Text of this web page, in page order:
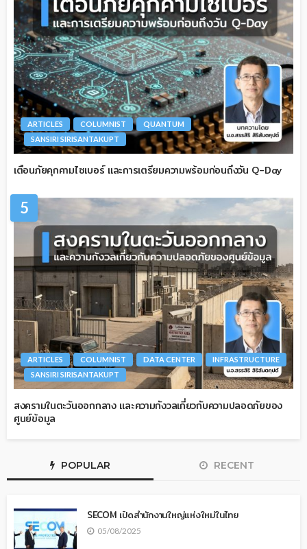
ARTICLES COLUMNIST
QUANTUM
SANSIRI SIRISANTAKUPT
เตือนภัยคุกคามไซเบอร์ และการเตรียมความพร้อมก่อนถึงวัน Q-Day
5
ARTICLES COLUMNIST DATA CENTER
INFRASTRUCTURE
SANSIRI SIRISANTAKUPT
สงครามในตะวันออกกลาง และความกังวลเกี่ยวกับความปลอดภัยของ
ศูนย์ข้อมูล
POPULAR RECENT
SECOM เปิดสำนักงานใหญ่แห่งใหม่ในไทย
05/08/2025